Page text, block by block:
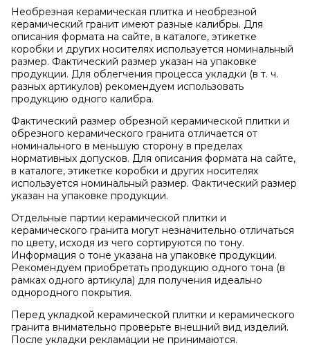
Необрезная керамическая плитка и необрезной
керамический гранит имеют разные калибры. Для
описания формата на сайте, в каталоге, этикетке
коробки и других носителях используется номинальный
размер. Фактический размер указан на упаковке
продукции. Для облегчения процесса укладки (в т. ч.
разных артикулов) рекомендуем использовать
продукцию одного калибра.
Фактический размер обрезной керамической плитки и
обрезного керамического гранита отличается от
номинального в меньшую сторону в пределах
нормативных допусков. Для описания формата на сайте,
в каталоге, этикетке коробки и других носителях
используется номинальный размер. Фактический размер
указан на упаковке продукции.
Отдельные партии керамической плитки и
керамического гранита могут незначительно отличаться
по цвету, исходя из чего сортируются по тону.
Информация о тоне указана на упаковке продукции.
Рекомендуем приобретать продукцию одного тона (в
рамках одного артикула) для получения идеально
однородного покрытия.
Перед укладкой керамической плитки и керамического
гранита внимательно проверьте внешний вид изделий.
После укладки рекламации не принимаются.